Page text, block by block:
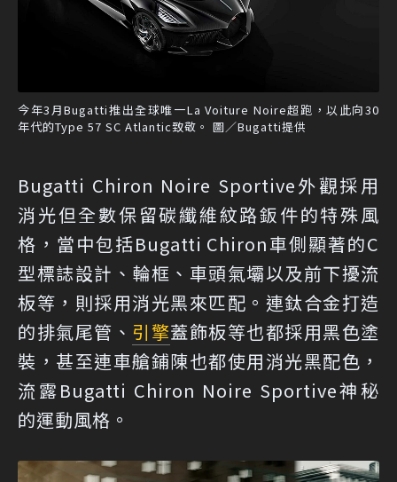
今年3月Bugatti推出全球唯一La Voiture Noire超跑，以此向30
年代的Type 57 SC Atlantic致敬。 圖／Bugatti提供
Bugatti Chiron Noire Sportive外觀採用
消光但全數保留碳纖維紋路鈑件的特殊風
格，當中包括Bugatti Chiron車側顯著的C
型標誌設計、輪框、車頭氣壩以及前下擾流
板等，則採用消光黑來匹配。連鈦合金打造
的排氣尾管、 引擎蓋飾板等也都採用黑色塗
裝，甚至連車艙鋪陳也都使用消光黑配色，
流露Bugatti Chiron Noire Sportive神秘
的運動風格。